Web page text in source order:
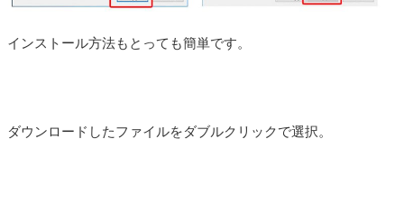
インストール方法もとっても簡単です。
ダウンロードしたファイルをダブルクリックで選択。